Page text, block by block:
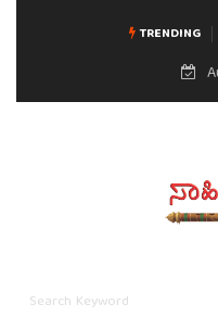
TRENDING
ಗಾನ ಕೋಗಿಲೆಗೆ